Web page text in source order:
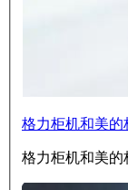
格力柜机和美的
格力柜机和美的